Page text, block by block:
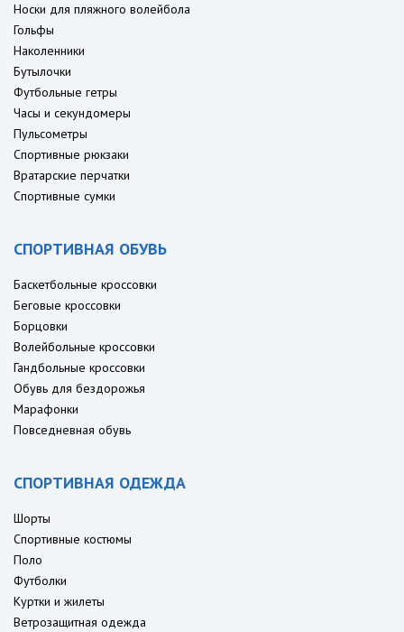
Носки для пляжного волейбола
Гольфы
Наколенники
Бутылочки
Футбольные гетры
Часы и секундомеры
Пульсометры
Спортивные рюкзаки
Вратарские перчатки
Спортивные сумки
СПОРТИВНАЯ ОБУВЬ
Баскетбольные кроссовки
Беговые кроссовки
Борцовки
Волейбольные кроссовки
Гандбольные кроссовки
Обувь для бездорожья
Марафонки
Повседневная обувь
СПОРТИВНАЯ ОДЕЖДА
Шорты
Спортивные костюмы
Поло
Футболки
Куртки и жилеты
Ветрозащитная одежда